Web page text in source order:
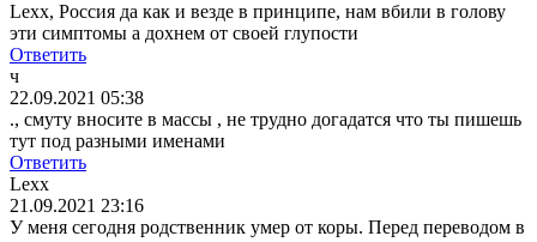
Lexx, Россия да как и везде в принципе, нам вбили в голову
эти симптомы а дохнем от своей глупости
Ответить
ч
22.09.2021 05:38
., смуту вносите в массы , не трудно догадатся что ты пишешь
тут под разными именами
Ответить
Lexx
21.09.2021 23:16
У меня сегодня родственник умер от коры. Перед переводом в